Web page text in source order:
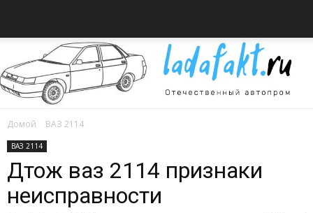
об
Домой ВАЗ 2114
ВАЗ 2114
Дтож ваз 2114 признаки
неисправности